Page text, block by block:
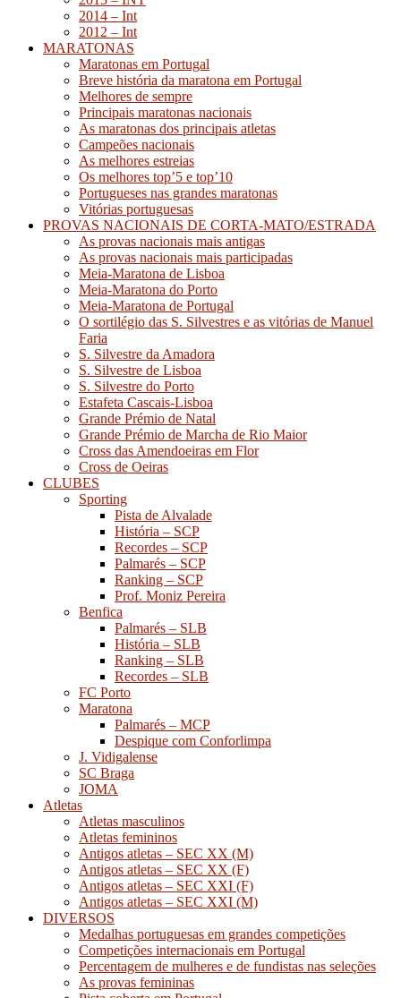
2014 – Int
2012 – Int
MARATONAS
Maratonas em Portugal
Breve história da maratona em Portugal
Melhores de sempre
Principais maratonas nacionais
As maratonas dos principais atletas
Campeões nacionais
As melhores estreias
Os melhores top’5 e top’10
Portugueses nas grandes maratonas
Vitórias portuguesas
PROVAS NACIONAIS DE CORTA-MATO/ESTRADA
As provas nacionais mais antigas
As provas nacionais mais participadas
Meia-Maratona de Lisboa
Meia-Maratona do Porto
Meia-Maratona de Portugal
O sortilégio das S. Silvestres e as vitórias de Manuel
Faria
S. Silvestre da Amadora
S. Silvestre de Lisboa
S. Silvestre do Porto
Estafeta Cascais-Lisboa
Grande Prémio de Natal
Grande Prémio de Marcha de Rio Maior
Cross das Amendoeiras em Flor
Cross de Oeiras
CLUBES
Sporting
Pista de Alvalade
História – SCP
Recordes – SCP
Palmarés – SCP
Ranking – SCP
Prof. Moniz Pereira
Benfica
Palmarés – SLB
História – SLB
Ranking – SLB
Recordes – SLB
FC Porto
Maratona
Palmarés – MCP
Despique com Conforlimpa
J. Vidigalense
SC Braga
JOMA
Atletas
Atletas masculinos
Atletas femininos
Antigos atletas – SEC XX (M)
Antigos atletas – SEC XX (F)
Antigos atletas – SEC XXI (F)
Antigos atletas – SEC XXI (M)
DIVERSOS
Medalhas portuguesas em grandes competições
Competições internacionais em Portugal
Percentagem de mulheres e de fundistas nas seleções
As provas femininas